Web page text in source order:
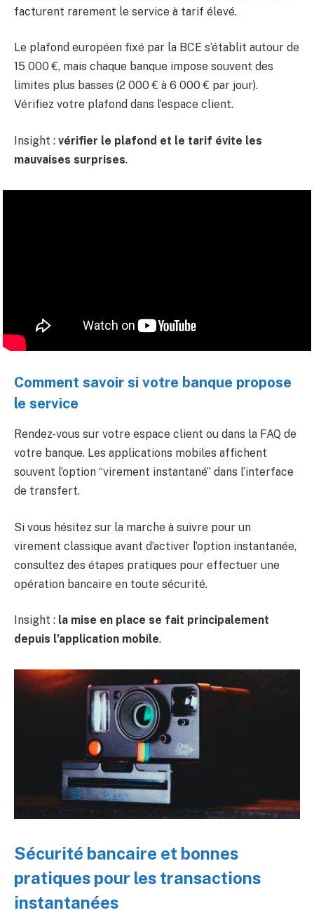
facturent rarement le service à tarif élevé.
Le plafond européen fixé par la BCE s’établit autour de
15 000 €, mais chaque banque impose souvent des
limites plus basses (2 000 € à 6 000 € par jour).
Vérifiez votre plafond dans l’espace client.
Insight : vérifier le plafond et le tarif évite les
mauvaises surprises.
Comment savoir si votre banque propose
le service
Rendez-vous sur votre espace client ou dans la FAQ de
votre banque. Les applications mobiles affichent
souvent l’option “virement instantané” dans l’interface
de transfert.
Si vous hésitez sur la marche à suivre pour un
virement classique avant d’activer l’option instantanée,
consultez des étapes pratiques pour effectuer une
opération bancaire en toute sécurité.
Insight : la mise en place se fait principalement
depuis l’application mobile.
Sécurité bancaire et bonnes
pratiques pour les transactions
instantanées